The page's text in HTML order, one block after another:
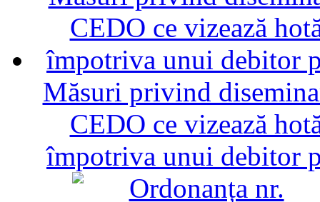
Măsuri privind
CEDO ce vizează
împotriva unui debitor